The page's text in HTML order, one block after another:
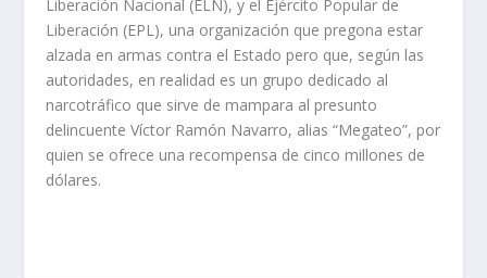
Liberación Nacional (ELN), y el Ejército Popular de
Liberación (EPL), una organización que pregona estar
alzada en armas contra el Estado pero que, según las
autoridades, en realidad es un grupo dedicado al
narcotráfico que sirve de mampara al presunto
delincuente Víctor Ramón Navarro, alias “Megateo”, por
quien se ofrece una recompensa de cinco millones de
dólares.